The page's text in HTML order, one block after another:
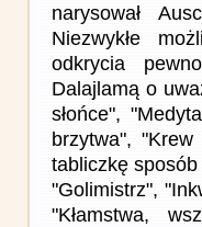
narysował
Niezwykłe
odkrycia
Dalajlamą o
słońce",
brzytwa",
tabliczkę
"Golimistrz",
"Kłamstwa,